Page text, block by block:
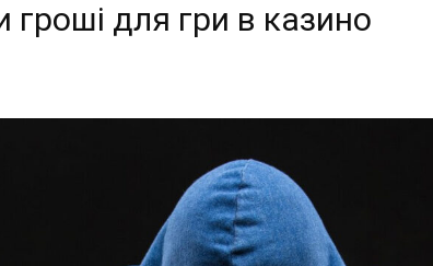
гроші для гри в казино